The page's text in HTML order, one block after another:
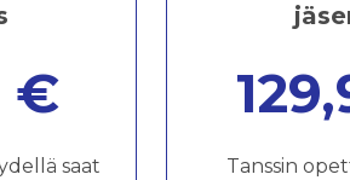
€
saat
Tanssin